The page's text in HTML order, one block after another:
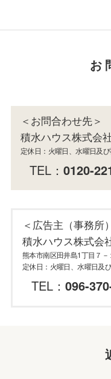
お
＜お問合わせ先＞
積水ハウス株式
定休日：火曜日、水曜日及
TEL：0120-
＜広告主（事務所
積水ハウス株式
熊本市南区田井島1丁目７－
定休日：火曜日、水曜日及
TEL： 096-